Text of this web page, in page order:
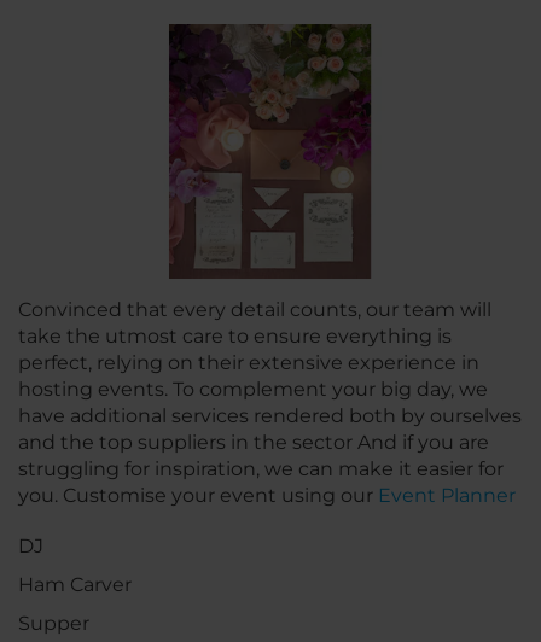
Convinced that every detail counts, our team will
take the utmost care to ensure everything is
perfect, relying on their extensive experience in
hosting events. To complement your big day, we
have additional services rendered both by ourselves
and the top suppliers in the sector And if you are
struggling for inspiration, we can make it easier for
you. Customise your event using our Event Planner
DJ
Ham Carver
Supper